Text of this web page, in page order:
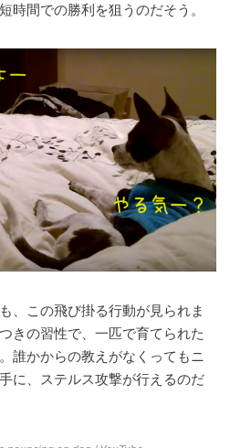
時間での勝利を狙うのだそう。
、この飛び掛る行動が見られま
きの習性で、一匹で育てられた
誰かからの教えがなくってもニ
に、ステルス攻撃が行えるのだ